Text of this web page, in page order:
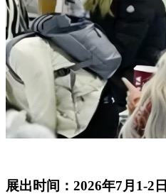
展出时间：2026年7月1-2日